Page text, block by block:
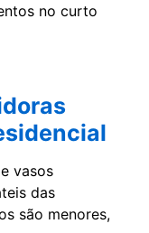
no curto
vasos
das
são menores,